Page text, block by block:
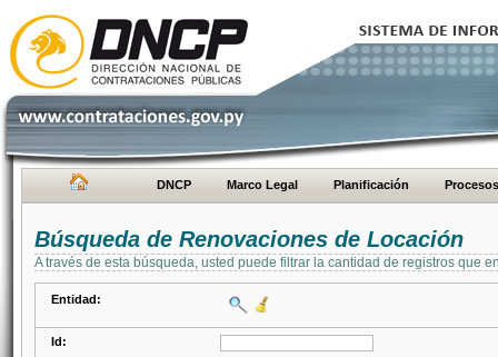
DNCP Marco Legal Planificación Procesos
Búsqueda de Renovaciones de Locación
A través de esta búsqueda, usted puede filtrar la cantidad de registros que
Entidad:
Id: